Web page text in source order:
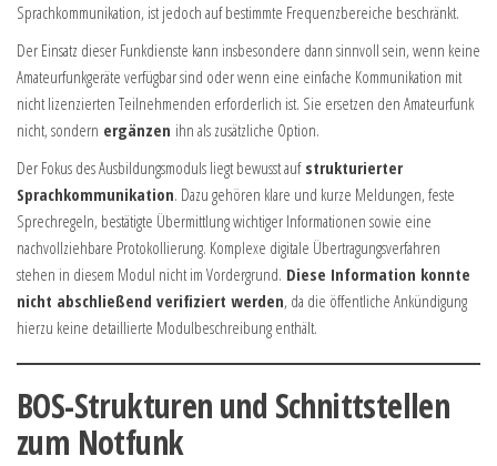
Sprachkommunikation, ist jedoch auf bestimmte Frequenzbereiche beschränkt.
Der Einsatz dieser Funkdienste kann insbesondere dann sinnvoll sein, wenn keine
Amateurfunkgeräte verfügbar sind oder wenn eine einfache Kommunikation mit
nicht lizenzierten Teilnehmenden erforderlich ist. Sie ersetzen den Amateurfunk
nicht, sondern ergänzen ihn als zusätzliche Option.
Der Fokus des Ausbildungsmoduls liegt bewusst auf strukturierter
Sprachkommunikation. Dazu gehören klare und kurze Meldungen, feste
Sprechregeln, bestätigte Übermittlung wichtiger Informationen sowie eine
nachvollziehbare Protokollierung. Komplexe digitale Übertragungsverfahren
stehen in diesem Modul nicht im Vordergrund. Diese Information konnte
nicht abschließend verifiziert werden, da die öffentliche Ankündigung
hierzu keine detaillierte Modulbeschreibung enthält.
BOS-Strukturen und Schnittstellen
zum Notfunk